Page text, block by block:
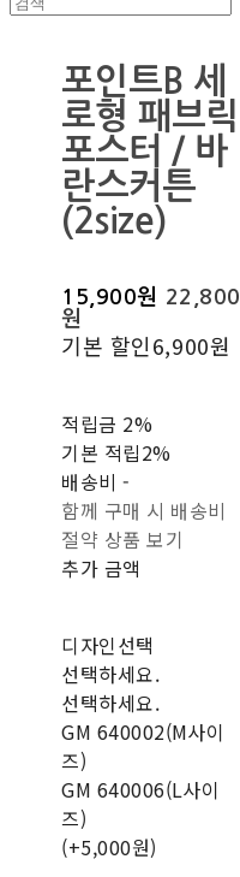
포인트B 세
로형 패브릭
포스터 / 바
란스커튼
(2size)
15,900원 22,800
원
기본 할인6,900원
적립금 2%
기본 적립2%
배송비-
함께 구매 시 배송비
절약 상품 보기
추가 금액
디자인선택
선택하세요.
선택하세요.
GM 640002(M사이
즈)
GM 640006(L사이
즈)
(+5,000원)